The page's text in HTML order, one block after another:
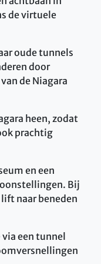
de virtuele
oude tunnels
door
de Niagara
heen, zodat
prachtig
en een
Bij
naar beneden
een tunnel